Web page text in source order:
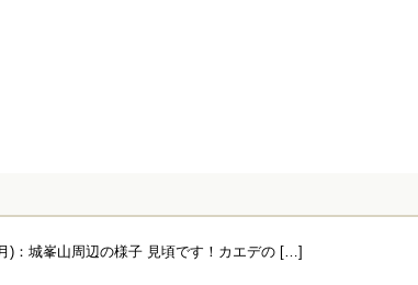
)：城峯山周辺の様子 見頃です！カエデの […]